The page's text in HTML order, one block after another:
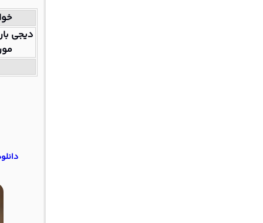
دیجی
دانلود آهنگ